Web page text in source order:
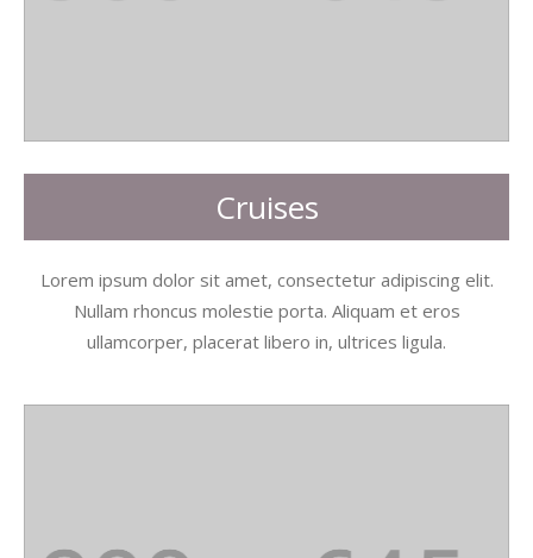
Cruises
Lorem ipsum dolor sit amet, consectetur adipiscing elit.
Nullam rhoncus molestie porta. Aliquam et eros
ullamcorper, placerat libero in, ultrices ligula.